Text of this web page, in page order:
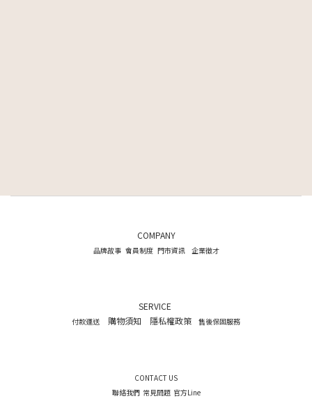
COMPANY
品牌故事 會員制度 門市資訊 企業徵才
SERVICE
付款運送 購物須知 隱私權政策 售後保固服務
CONTACT US
聯絡我們 常見問題 官方Line